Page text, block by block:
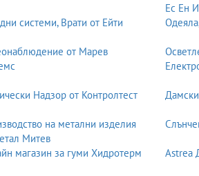
тя пада по тялото. Той е ключов за
силуети. Роклята е по-прилепнала в
талията, създава елегантен
с дантела и детайли.
Ес Ен
системи, Врати от Ейти
от Марев
Надзор от Контролтест
на метални изделия
Митев
магазин за гуми Хидротерм Astrea